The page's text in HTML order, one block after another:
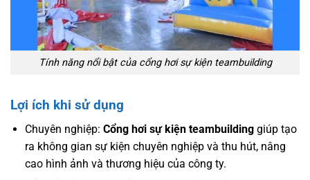
Tính năng nổi bật của cổng hơi sự kiện teambuilding
Lợi ích khi sử dụng
Chuyên nghiệp: Cổng hơi sự kiện teambuildinggiúp tạo
ra không gian sự kiện chuyên nghiệp và thu hút, nâng
cao hình ảnh và thương hiệu của công ty.